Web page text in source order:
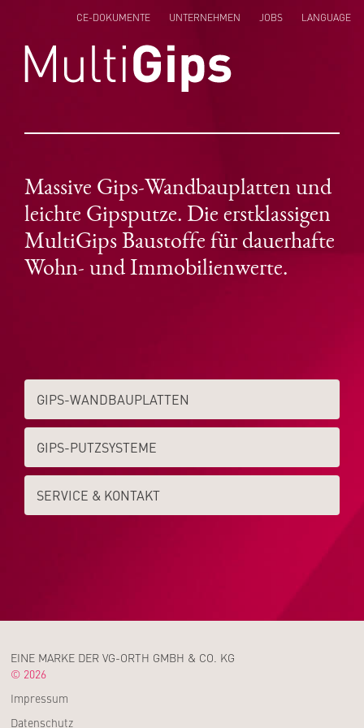
CE-DOKUMENTE UNTERNEHMEN JOBS
LANGUAGE
Massive Gips-Wandbauplatten und
leichte Gipsputze. Die erstklassigen
MultiGips Baustoffe für dauerhafte
Wohn- und Immobilienwerte.
GIPS-WAND­­BAUPLATTEN
GIPS-PUTZSYSTEME
SERVICE & KONTAKT
EINE MARKE DER VG-ORTH GMBH & CO. KG
© 2026
Impressum
Datenschutz